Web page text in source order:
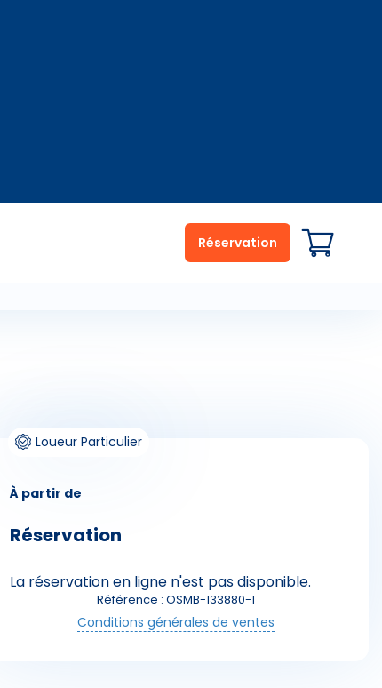
Réservation
Loueur Particulier
À partir de
Réservation
La réservation en ligne n'est pas disponible.
Référence : OSMB-133880-1
Conditions générales de ventes